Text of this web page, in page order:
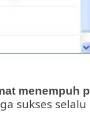
menempuh
sukses